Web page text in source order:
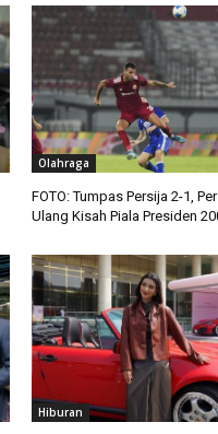
Olahraga
FOTO: Tumpas Persija 2-1,
Ulang Kisah Piala Presiden
Hiburan